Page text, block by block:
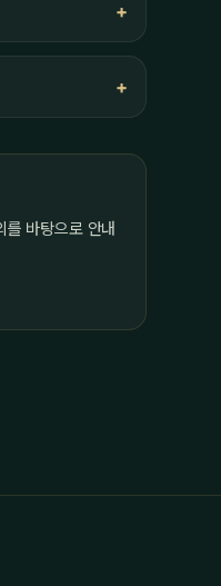
를 바탕으로 안내